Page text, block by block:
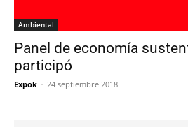
Ambiental
Panel de economía
participó
Expok - 24 septiembre 2018